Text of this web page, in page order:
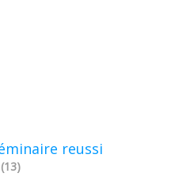
reussi